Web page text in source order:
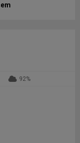
92%